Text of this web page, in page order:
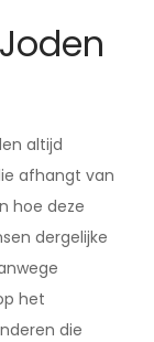
altijd
afhangt van
hoe deze
dergelijke
het
die